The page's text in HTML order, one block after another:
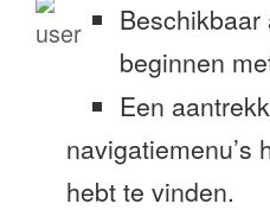
beginnen
Een
navigatiemenu’s
hebt te vinden.